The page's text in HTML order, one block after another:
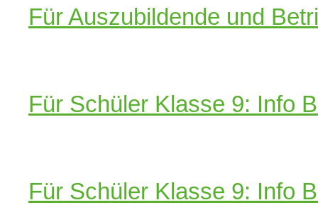
Für Auszubildende und
Für Schüler Klasse 9: Info
Für Schüler Klasse 9: Info